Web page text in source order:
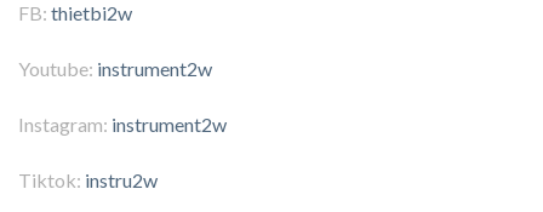
FB: thietbi2w
Youtube: instrument2w
Instagram: instrument2w
Tiktok: instru2w